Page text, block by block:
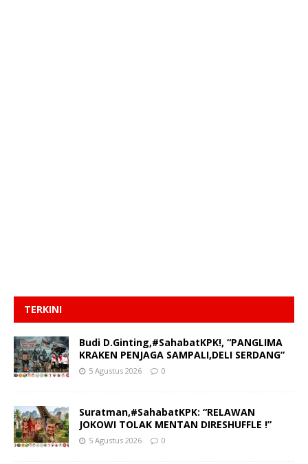
TERKINI
Budi D.Ginting,#SahabatKPK!, “PANGLIMA
KRAKEN PENJAGA SAMPALI,DELI SERDANG”
5 Agustus 2026 0
Suratman,#SahabatKPK: “RELAWAN
JOKOWI TOLAK MENTAN DIRESHUFFLE !”
5 Agustus 2026 0